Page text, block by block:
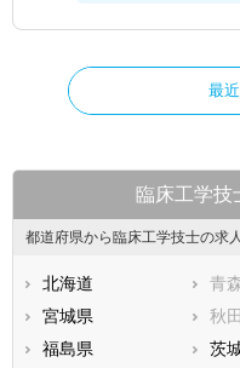
最
臨床工学技
都道府県から臨床工学技士の求
北海道 青
宮城県
秋
福島県
茨